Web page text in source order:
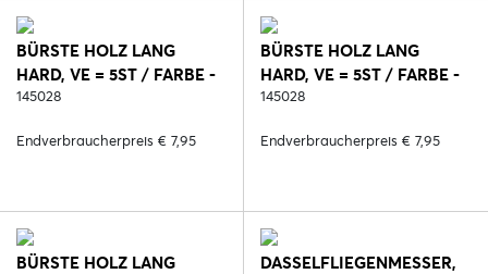
BÜRSTE HOLZ LANG
HARD, VE = 5ST / FARBE -
6. BLAU
145028
Endverbraucherpreis € 7,95
BÜRSTE HOLZ LANG
HARD, VE = 5ST / FARBE -
23. ROSA
145028
Endverbraucherpreis € 7,95
BÜRSTE HOLZ LANG
DASSELFLIEGENMESSER,